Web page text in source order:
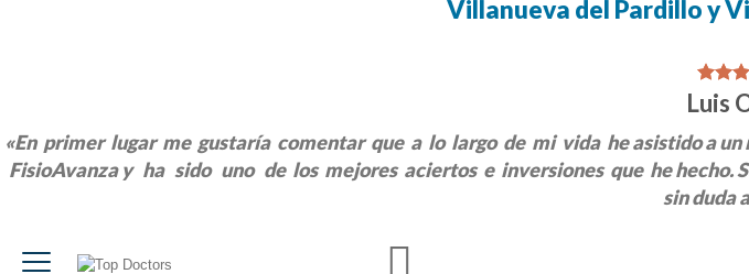
Villanueva del Pardillo y
Luis
«En primer lugar me gustaría comentar que a lo largo de mi vida he asistido a
FisioAvanza y ha sido uno de los mejores aciertos e inversiones que he hecho.
sin duda